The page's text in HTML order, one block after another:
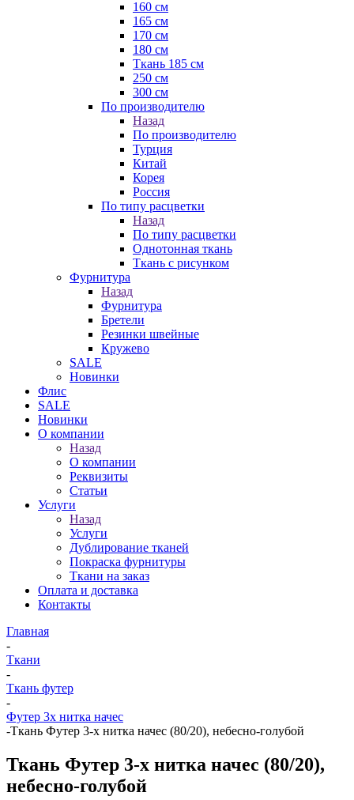
160 см
165 см
170 см
180 см
Ткань 185 см
250 см
300 см
По производителю
Назад
По производителю
Турция
Китай
Корея
Россия
По типу расцветки
Назад
По типу расцветки
Однотонная ткань
Ткань с рисунком
Фурнитура
Назад
Фурнитура
Бретели
Резинки швейные
Кружево
SALE
Новинки
Флис
SALE
Новинки
О компании
Назад
О компании
Реквизиты
Статьи
Услуги
Назад
Услуги
Дублирование тканей
Покраска фурнитуры
Ткани на заказ
Оплата и доставка
Контакты
Главная
-
Ткани
-
Ткань футер
-
Футер 3х нитка начес
-Ткань Футер 3-х нитка начес (80/20), небесно-голубой
Ткань Футер 3-х нитка начес (80/20),
небесно-голубой